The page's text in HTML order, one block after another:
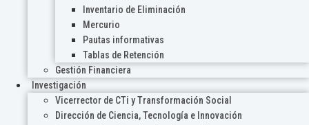
Inventario de Eliminación
Mercurio
Pautas informativas
Tablas de Retención
Gestión Financiera
Investigación
Vicerrector de CTi y Transformación Social
Dirección de Ciencia, Tecnología e Innovación